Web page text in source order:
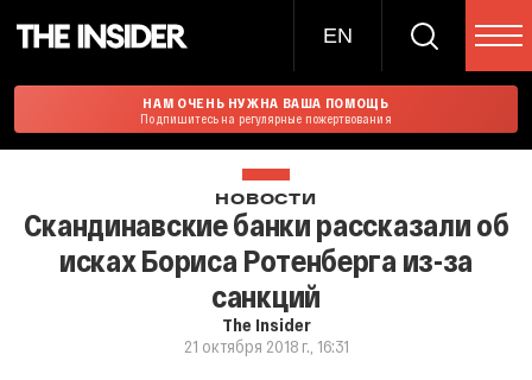
EN
НАМ ОЧЕНЬ НУЖНА ВАША ПОМОЩЬ
Подпишитесь на регулярные пожертвования
НОВОСТИ
Скандинавские банки рассказали об
исках Бориса Ротенберга из-за
санкций
The Insider
21 октября 2018 г., 16:31